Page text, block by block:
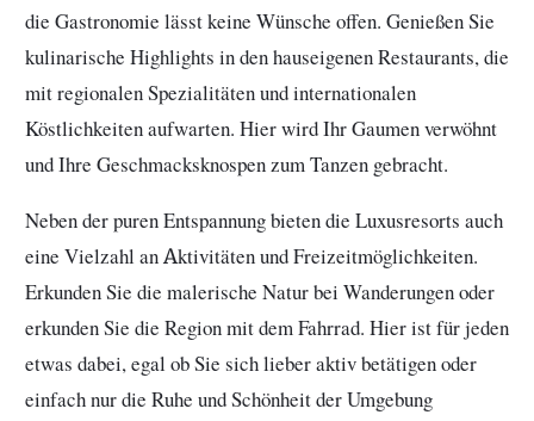
die Gastronomie lässt keine Wünsche offen. Genießen Sie
kulinarische Highlights in den hauseigenen Restaurants, die
mit regionalen Spezialitäten und internationalen
Köstlichkeiten aufwarten. Hier wird Ihr Gaumen verwöhnt
und Ihre Geschmacksknospen zum Tanzen gebracht.
Neben der puren Entspannung bieten die Luxusresorts auch
eine Vielzahl an Aktivitäten und Freizeitmöglichkeiten.
Erkunden Sie die malerische Natur bei Wanderungen oder
erkunden Sie die Region mit dem Fahrrad. Hier ist für jeden
etwas dabei, egal ob Sie sich lieber aktiv betätigen oder
einfach nur die Ruhe und Schönheit der Umgebung